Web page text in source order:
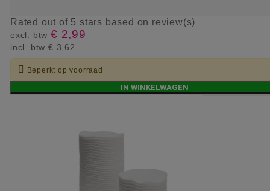
Rated out of 5 stars based on review(s)
excl. btw € 2,99
incl. btw € 3,62
 Beperkt op voorraad
IN WINKELWAGEN